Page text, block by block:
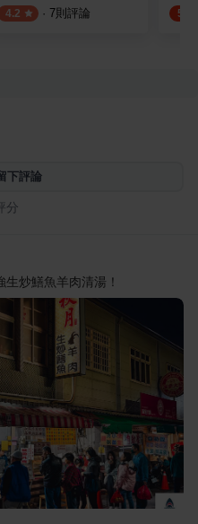
4.2 · 7則評論 5.0
下評論
分
炒鱔魚羊肉清湯！